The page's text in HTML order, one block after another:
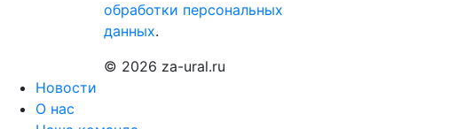
обработки персональных
данных.
© 2026 za-ural.ru
Новости
О нас